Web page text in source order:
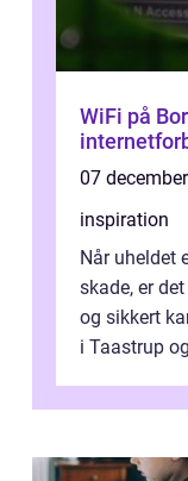
WiFi på
07
inspiration
Når uheldet
skade, er
og sikkert
i Taastrup